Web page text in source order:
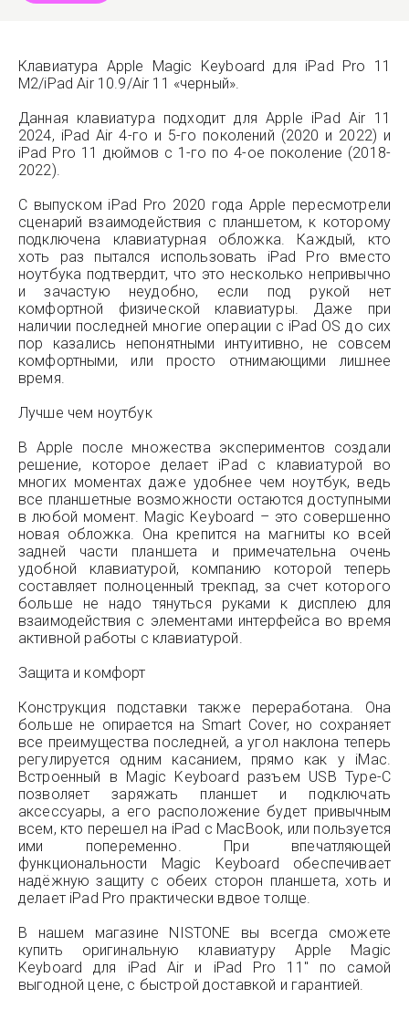
Клавиатура Apple Magic Keyboard для iPad Pro 11
M2/iPad Air 10.9/Air 11 «черный».
Данная клавиатура подходит для Apple iPad Air 11
2024, iPad Air 4-го и 5-го поколений (2020 и 2022) и
iPad Pro 11 дюймов с 1-го по 4-ое поколение (2018-
2022).
С выпуском iPad Pro 2020 года Apple пересмотрели
сценарий взаимодействия с планшетом, к которому
подключена клавиатурная обложка. Каждый, кто
хоть раз пытался использовать iPad Pro вместо
ноутбука подтвердит, что это несколько непривычно
и зачастую неудобно, если под рукой нет
комфортной физической клавиатуры. Даже при
наличии последней многие операции с iPad OS до сих
пор казались непонятными интуитивно, не совсем
комфортными, или просто отнимающими лишнее
время.
Лучше чем ноутбук
В Apple после множества экспериментов создали
решение, которое делает iPad с клавиатурой во
многих моментах даже удобнее чем ноутбук, ведь
все планшетные возможности остаются доступными
в любой момент. Magiс Keyboard – это совершенно
новая обложка. Она крепится на магниты ко всей
задней части планшета и примечательна очень
удобной клавиатурой, компанию которой теперь
составляет полноценный трекпад, за счет которого
больше не надо тянуться руками к дисплею для
взаимодействия с элементами интерфейса во время
активной работы с клавиатурой.
Защита и комфорт
Конструкция подставки также переработана. Она
больше не опирается на Smart Cover, но сохраняет
все преимущества последней, а угол наклона теперь
регулируется одним касанием, прямо как у iMac.
Встроенный в Magiс Keyboard разъем USB Type-С
позволяет заряжать планшет и подключать
аксессуары, а его расположение будет привычным
всем, кто перешел на iPad с MacBook, или пользуется
ими попеременно. При впечатляющей
функциональности Magiс Keyboard обеспечивает
надёжную защиту с обеих сторон планшета, хоть и
делает iPad Pro практически вдвое толще.
В нашем магазине NISTONE вы всегда сможете
купить оригинальную клавиатуру Apple Magic
Keyboard для iPad Air и iPad Pro 11'' по самой
выгодной цене, с быстрой доставкой и гарантией.